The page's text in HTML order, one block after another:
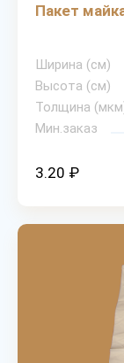
Пакет
Ширина (см)
Высота (см)
Толщина
Мин.заказ
3.20 ₽